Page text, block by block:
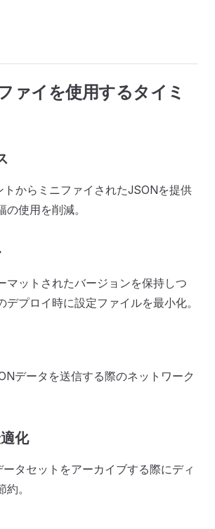
ァイを使用するタイミ
からミニファイされたJSONを提供
使用を削減。
マットされたバージョンを保持しつ
デプロイ時に設定ファイルを最小化。
データを送信する際のネットワーク
化
タセットをアーカイブする際にディ
。